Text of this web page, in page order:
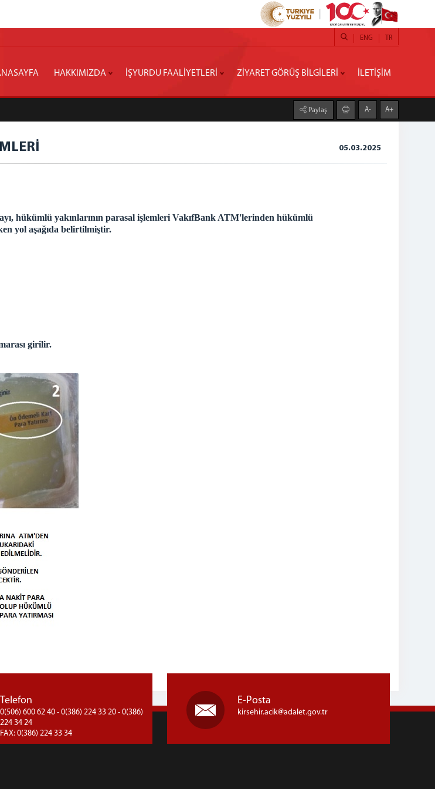
TR
ENG
HAKKIMIZDA İŞYURDU FAALİYETLERİ ZİYARET GÖRÜŞ BİLGİLERİ İLETİŞİM
Paylaş A- A+
05.03.2025
hükümlü yakınlarının parasal işlemleri VakıfBank ATM'lerinden hükümlü
yol aşağıda belirtilmiştir.
girilir.
Telefon
0(506) 600 62 40 - 0(386) 224 33 20 - 0(386)
224 34 24
FAX: 0(386) 224 33 34
E-Posta
kirsehir.acik adalet.gov.tr